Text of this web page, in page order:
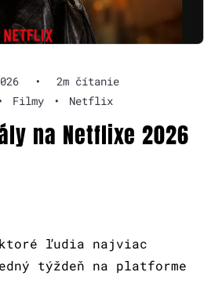
•
2m čítanie
Filmy • Netflix
na Netflixe 2026
ľudia najviac
týždeň na platforme